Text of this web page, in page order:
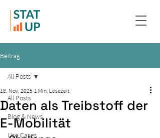
Beitrag
All Posts
Blog & News
Use Cases
All Posts
Daten als Treibstoff der
E-Mobilität
18. Nov. 2025 1 Min. Lesezeit